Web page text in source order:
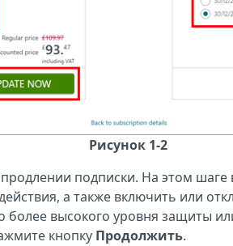
Рисунок 1-2
подписки. На этом шаге
а также включить или
более высокого уровня защиты
кнопку Продолжить.